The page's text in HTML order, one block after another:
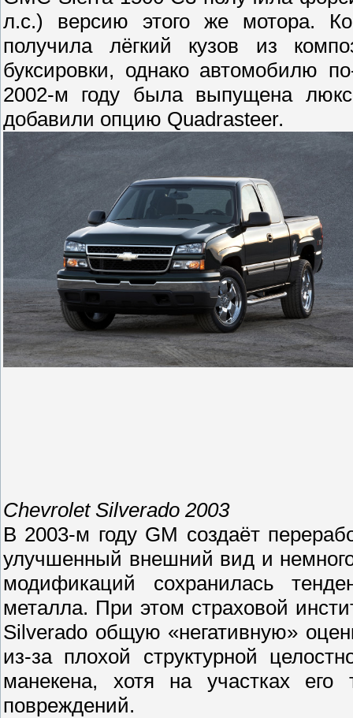
л.с.) версию этого же мотора.
получила лёгкий кузов из
буксировки, однако автомобилю
2002-м году была выпущена
добавили опцию Quadrasteer.
Chevrolet Silverado 2003
В 2003-м году GM создаёт
улучшенный внешний вид и
модификаций сохранилась
металла. При этом страховой
Silverado общую «негативную»
из-за плохой структурной
манекена, хотя на участках его
повреждений.